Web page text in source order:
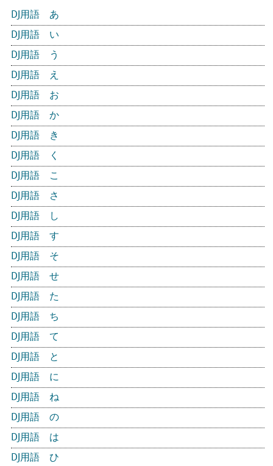
DJ用語 あ
DJ用語 い
DJ用語 う
DJ用語 え
DJ用語 お
DJ用語 か
DJ用語 き
DJ用語 く
DJ用語 こ
DJ用語 さ
DJ用語 し
DJ用語 す
DJ用語 そ
DJ用語 せ
DJ用語 た
DJ用語 ち
DJ用語 て
DJ用語 と
DJ用語 に
DJ用語 ね
DJ用語 の
DJ用語 は
DJ用語 ひ